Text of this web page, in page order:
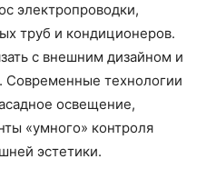
электропроводки,
труб и кондиционеров.
с внешним дизайном и
Современные технологии
освещение,
«умного» контроля
эстетики.